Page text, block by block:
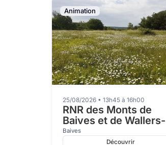
Animation
25/08/2026 • 13h45 à 16h00
RNR des Monts de
Baives et de Wallers-
en-Fagne
Baives
Découvrir